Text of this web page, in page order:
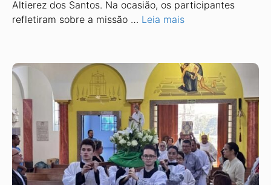
Altierez dos Santos. Na ocasião, os participantes
refletiram sobre a missão … Leia mais